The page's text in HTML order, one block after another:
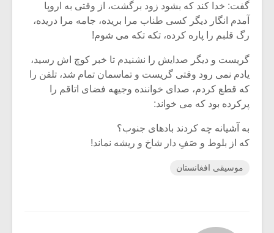
گفت: خدا کند که بشود زود برگشت، از وقتی به اروپا
آمدم انگار دیگر کسی طناب مرا بریده، جامه مرا دریده،
رگ قلبم را پاره کرده، تکه تکه می شوم!
گریست و دیگر صدایش را نشنیدم تا خبر کوچ اش رسید،
یادم نمی رود وقتی گریست و تماسمان تمام شد، تلفن را
که قطع کردم، صدای خواننده وجیهه فضای اتاقم را
پرکرده بود که می خواند:
به آشیانه چه کردند بادهای جنوب؟
که از بلوط و صَفِ دار شاخ و ریشه نماند!
موسیقی افغانستان